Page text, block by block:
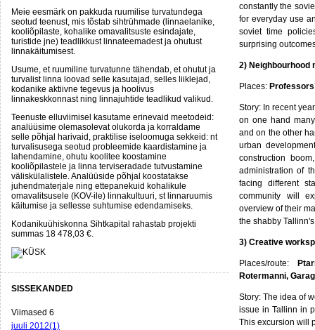
Meie eesmärk on pakkuda ruumilise turvatundega
seotud teenust, mis tõstab sihtrühmade (linnaelanike,
kooliõpilaste, kohalike omavalitsuste esindajate,
turistide jne) teadlikkust linnateemadest ja ohutust
linnakäitumisest.
Usume, et ruumiline turvatunne tähendab, et ohutut ja
turvalist linna loovad selle kasutajad, selles liiklejad,
kodanike aktiivne tegevus ja hoolivus
linnakeskkonnast ning linnajuhtide teadlikud valikud.
Teenuste elluviimisel kasutame erinevaid meetodeid:
analüüsime olemasolevat olukorda ja korraldame
selle põhjal harivaid, praktilise iseloomuga sekkeid: nt
turvalisusega seotud probleemide kaardistamine ja
lahendamine, ohutu koolitee koostamine
kooliõpilastele ja linna terviseradade tutvustamine
väliskülalistele. Analüüside põhjal koostatakse
juhendmaterjale ning ettepanekuid kohalikule
omavalitsusele (KOV-ile) linnakultuuri, st linnaruumis
käitumise ja sellesse suhtumise edendamiseks.
Kodanikuühiskonna Sihtkapital rahastab projekti
summas 18 478,03 €.
SISSEKANDED
Viimased 6
juuli 2012(1)
constantly the
for everyday use
soviet time
surprising
2) Neighbourhood
Places:
Story: In recent
on one hand
and on the other
urban
construction
administration of
facing different
community will
overview of their
the shabby
3) Creative
Places/route:
Rotermanni,
Story: The idea of
issue in Tallinn in
This excursion will